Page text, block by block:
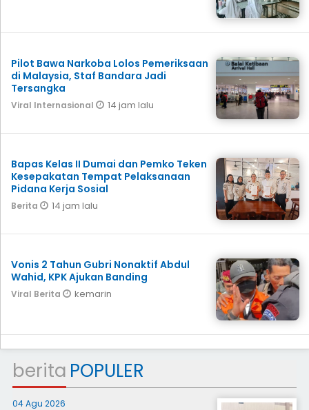
Pilot Bawa Narkoba Lolos Pemeriksaan
di Malaysia, Staf Bandara Jadi
Tersangka
Viral Internasional 14 jam lalu
Bapas Kelas II Dumai dan Pemko Teken
Kesepakatan Tempat Pelaksanaan
Pidana Kerja Sosial
Berita 14 jam lalu
Vonis 2 Tahun Gubri Nonaktif Abdul
Wahid, KPK Ajukan Banding
Viral Berita kemarin
berita POPULER
04 Agu 2026